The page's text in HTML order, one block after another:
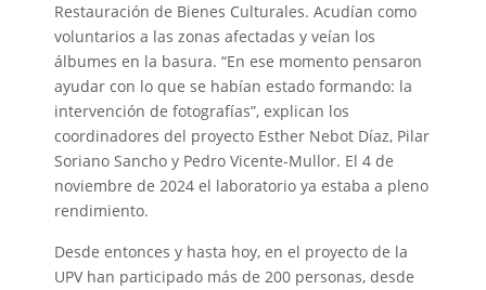
Restauración de Bienes Culturales. Acudían como
voluntarios a las zonas afectadas y veían los
álbumes en la basura. “En ese momento pensaron
ayudar con lo que se habían estado formando: la
intervención de fotografías”, explican los
coordinadores del proyecto Esther Nebot Díaz, Pilar
Soriano Sancho y Pedro Vicente-Mullor. El 4 de
noviembre de 2024 el laboratorio ya estaba a pleno
rendimiento.
Desde entonces y hasta hoy, en el proyecto de la
UPV han participado más de 200 personas, desde